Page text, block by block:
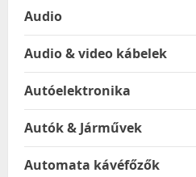
Audio
Audio & video kábelek
Autóelektronika
Autók & Járművek
Automata kávéfőzők